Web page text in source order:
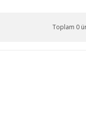
Toplam 0